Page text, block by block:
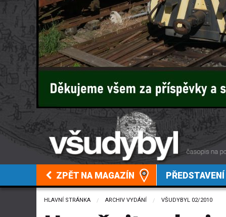
ZPĚT NA MAGAZÍN PŘEDSTAVENÍ
HLAVNÍ STRÁNKA ARCHIV VYDÁNÍ VŠUDYBYL 02/2010